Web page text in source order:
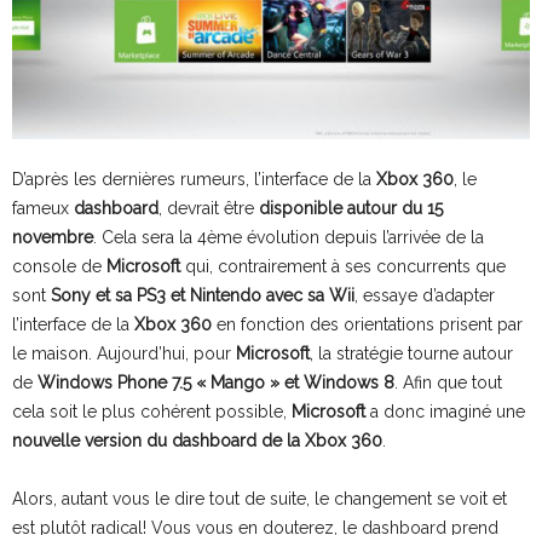
D’après les dernières rumeurs, l’interface de la Xbox 360 , le
fameux dashboard , devrait être disponible autour du 15
novembre. Cela sera la 4ème évolution depuis l’arrivée de la
console de Microsoftqui, contrairement à ses concurrents que
sont Sony et sa PS3 et Nintendo avec sa Wii , essaye d’adapter
l’interface de la Xbox 360 en fonction des orientations prisent par
le maison. Aujourd’hui, pour Microsoft, la stratégie tourne autour
de Windows Phone 7.5 « Mango » et Windows 8 . Afin que tout
cela soit le plus cohérent possible, Microsofta donc imaginé une
nouvelle version du dashboard de la Xbox 360
Alors, autant vous le dire tout de suite, le changement se voit et
est plutôt radical! Vous vous en douterez, le dashboard prend